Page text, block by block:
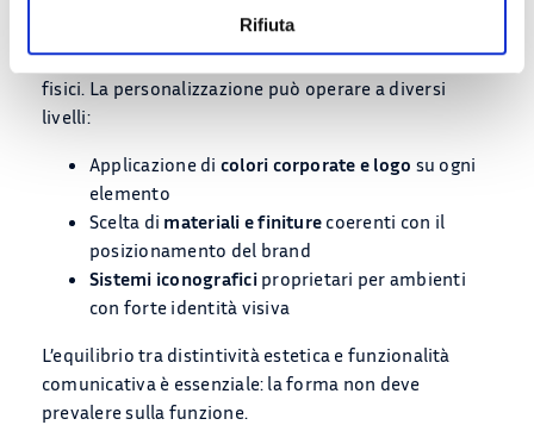
Rifiuta
La segnaletica è untouchpoint di brandnegli spazi
fisici. La personalizzazione può operare a diversi
livelli:
Applicazione di colori corporate e logo su ogni
elemento
Scelta di materiali e finiture coerenti con il
posizionamento del brand
Sistemi iconograficiproprietari per ambienti
con forte identità visiva
L’equilibrio tra distintività estetica e funzionalità
comunicativa è essenziale: la forma non deve
prevalere sulla funzione.